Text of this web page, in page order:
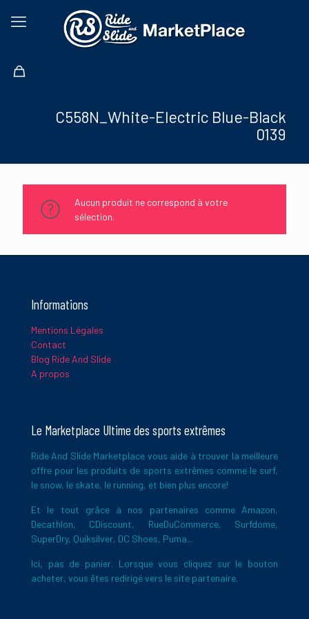
C558N_White-Electric Blue-Black
0139
Aucun produit ne correspond à votre
sélection.
Informations
Mentions Légales
Contact
Blog Ride And Slide
A propos
Le Marketplace Ultime des sports extrêmes
Ride And Slide Marketplace vous aide à trouver la meilleure
offre pour les produits de sports extrêmes comme le surf,
le snow, le skate, le running, et bien plus encore!
Et le tout grâce à nos partenaires comme Amazon,
Decathlon, CDiscount, RueDuCommerce, Surfdome,
SuperDry, Quiksilver, DC Shoes, Puma...
Ici, pas de panier. Lorsque vous cliquez sur le bouton
acheter, vous êtes redirigé vers le site partenaire.